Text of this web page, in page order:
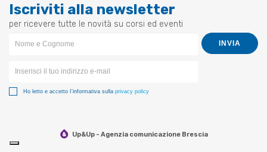
Iscriviti alla newsletter
per ricevere tutte le novità su corsi ed eventi
Ho letto e accetto I'informativa sulla privacy policy
INVIA
Up&Up - Agenzia comunicazione Brescia